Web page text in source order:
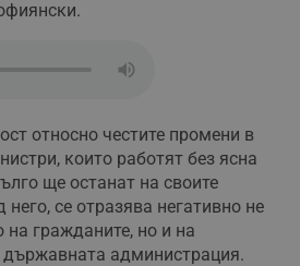
относно честите промени в
които работят без ясна
ще останат на своите
него, се отразява негативно не
гражданите, но и на
администрация.